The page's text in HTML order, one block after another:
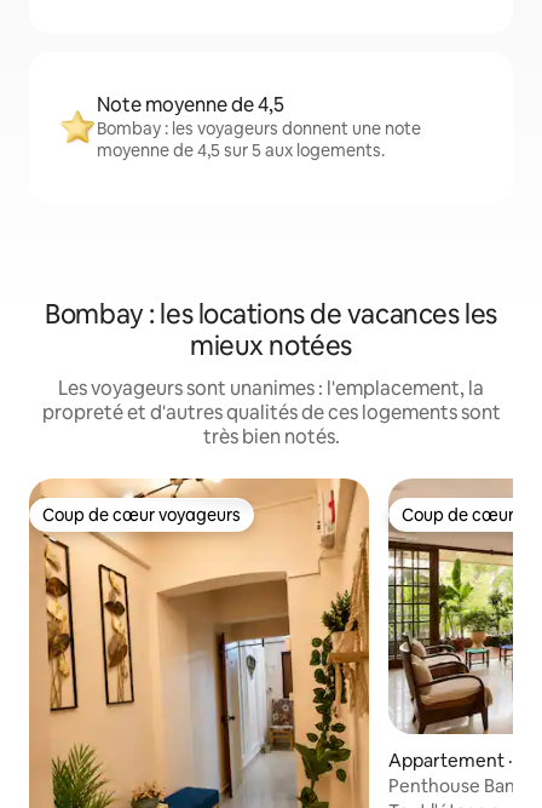
Note moyenne de 4,5
Bombay : les voyageurs donnent une note
moyenne de 4,5 sur 5 aux logements.
Bombay : les locations de vacances les
mieux notées
Les voyageurs sont unanimes : l'emplacement, la
propreté et d'autres qualités de ces logements sont
très bien notés.
Coup de cœur voyageurs
Coup de cœur voyageurs Coup de cœur
Coup de cœur
Appartement ·
Penthouse